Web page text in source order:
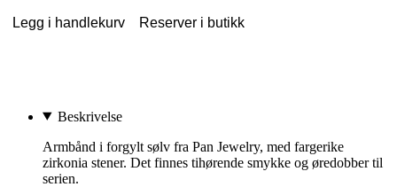
Legg i handlekurv Reserver i butikk
Beskrivelse
Armbånd i forgylt sølv fra Pan Jewelry, med fargerike
zirkonia stener. Det finnes tihørende smykke og øredobber til
serien.